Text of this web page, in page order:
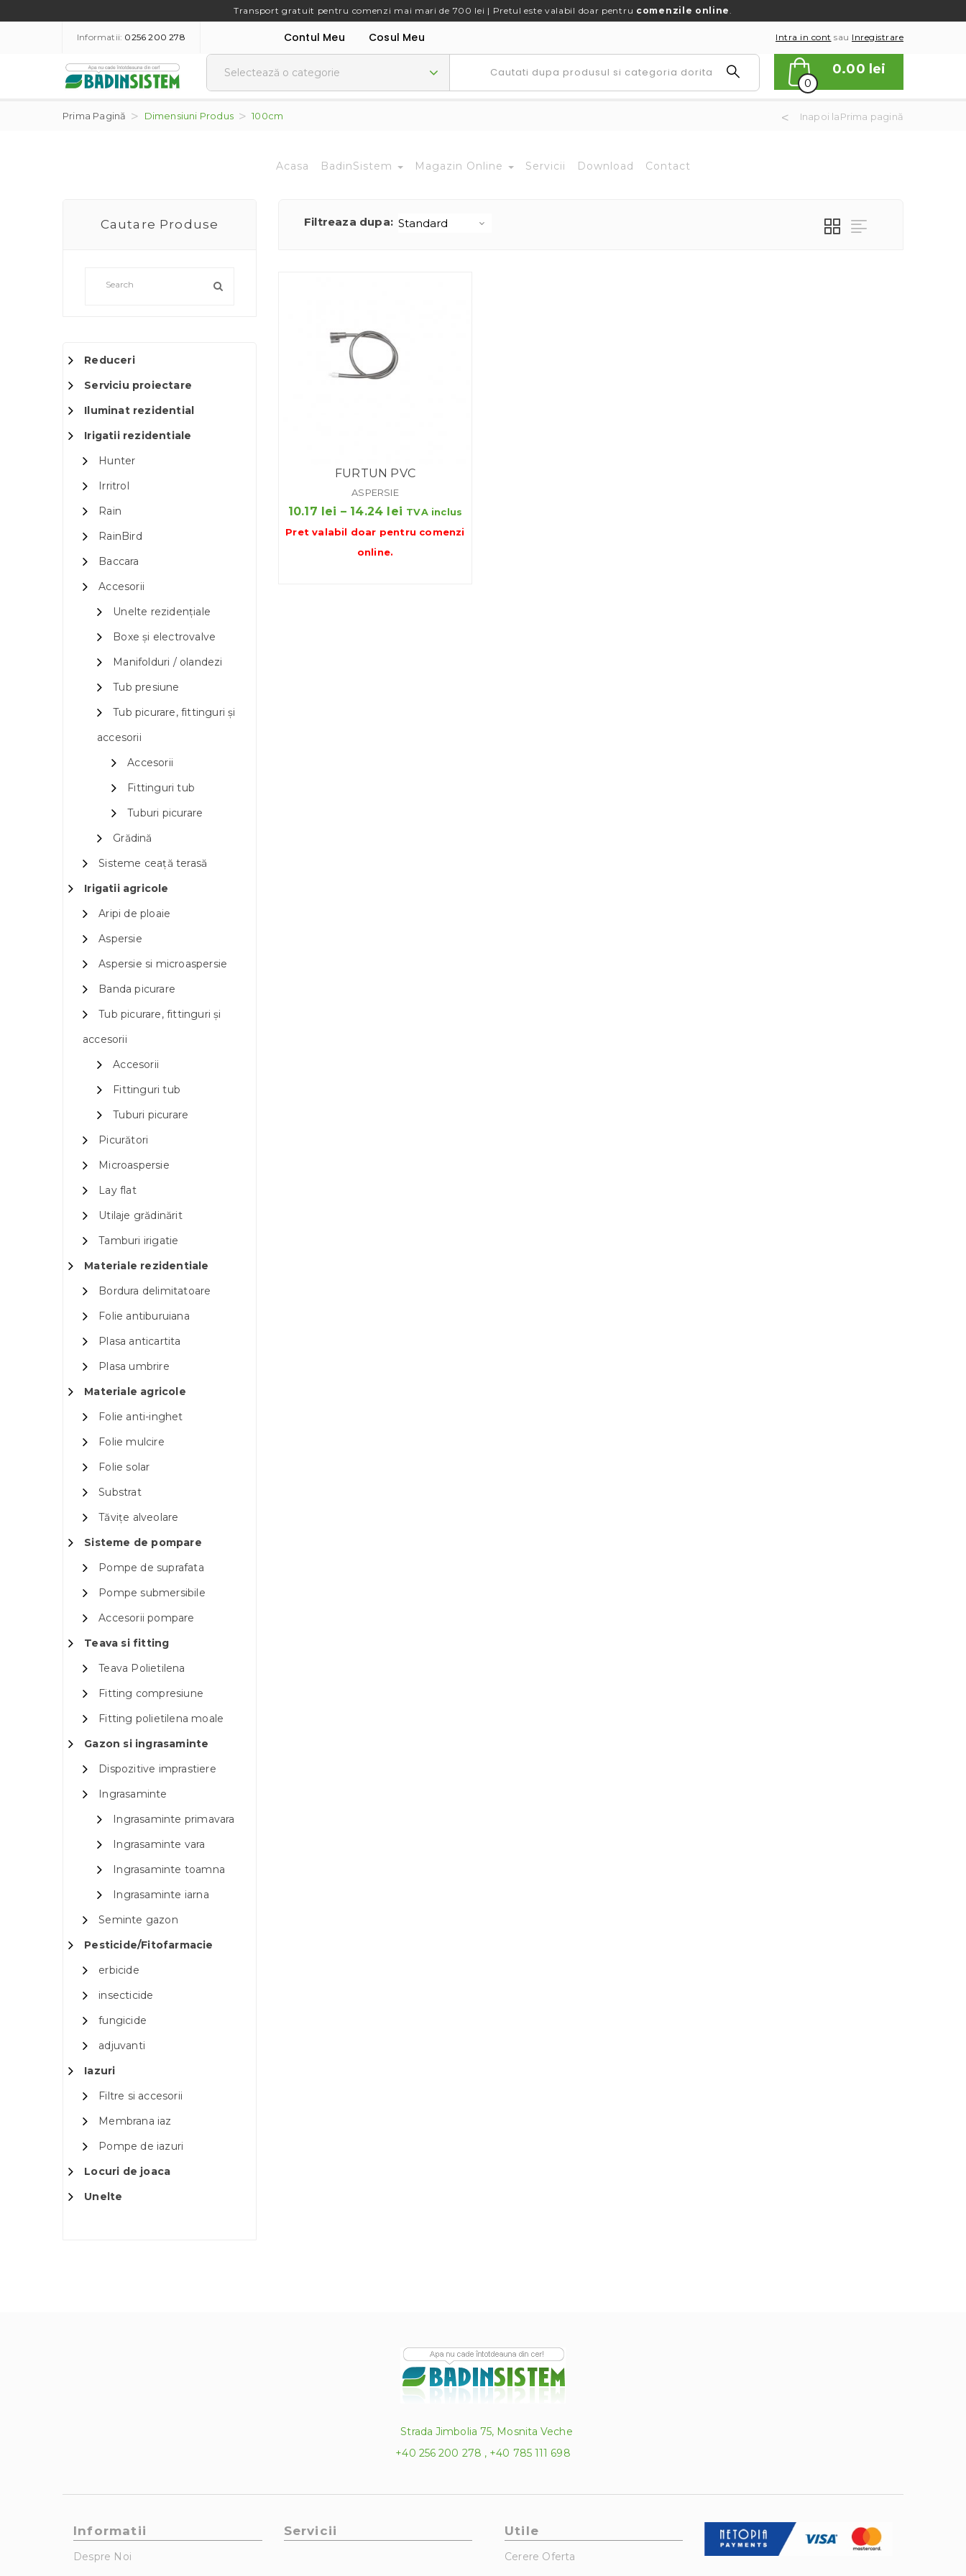
Transport gratuit pentru comenzi mai mari de 700 lei | Pretul este valabil doar pentru comenzile online.
Informatii: 0256 200 278 Contul Meu Cosul Meu Intra in cont sau Inregistrare
0
0.00 lei
Prima Pagină Dimensiuni Produs 100cm Inapoi laPrima pagină
Acasa BadinSistem Magazin Online Servicii Download Contact
Cautare Produse
Reduceri
Serviciu proiectare
Iluminat rezidential
Irigatii rezidentiale
Hunter
Irritrol
Rain
RainBird
Baccara
Accesorii
Unelte rezidențiale
Boxe și electrovalve
Manifolduri / olandezi
Tub presiune
Tub picurare, fittinguri și
accesorii
Accesorii
Fittinguri tub
Tuburi picurare
Grădină
Sisteme ceață terasă
Irigatii agricole
Aripi de ploaie
Aspersie
Aspersie si microaspersie
Banda picurare
Tub picurare, fittinguri și
accesorii
Accesorii
Fittinguri tub
Tuburi picurare
Picurători
Microaspersie
Lay flat
Utilaje grădinărit
Tamburi irigatie
Materiale rezidentiale
Bordura delimitatoare
Folie antiburuiana
Plasa anticartita
Plasa umbrire
Materiale agricole
Folie anti-inghet
Folie mulcire
Folie solar
Substrat
Tăvițe alveolare
Sisteme de pompare
Pompe de suprafata
Pompe submersibile
Accesorii pompare
Teava si fitting
Teava Polietilena
Fitting compresiune
Fitting polietilena moale
Gazon si ingrasaminte
Dispozitive imprastiere
Ingrasaminte
Ingrasaminte primavara
Ingrasaminte vara
Ingrasaminte toamna
Ingrasaminte iarna
Seminte gazon
Pesticide/Fitofarmacie
erbicide
insecticide
fungicide
adjuvanti
Iazuri
Filtre si accesorii
Membrana iaz
Pompe de iazuri
Locuri de joaca
Unelte
Filtreaza dupa:
FURTUN PVC
ASPERSIE
10.17 lei – 14.24 lei Interval
de
TVA inclus
Pret valabil doar pentru comenzi
online.
Strada Jimbolia 75, Mosnita Veche
+40 256 200 278 , +40 785 111 698
Informatii
Despre Noi
Servicii Utile
Cerere Oferta